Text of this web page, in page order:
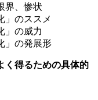
界、惨状
」のススメ
」の威力
」の発展形
く得るための具体的